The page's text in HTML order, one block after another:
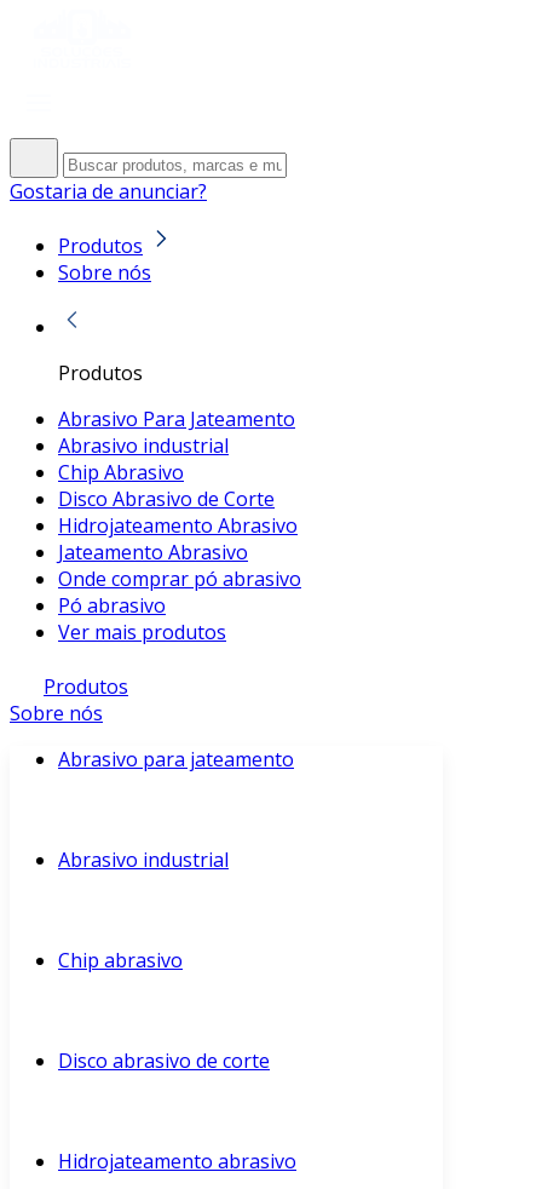
Gostaria de anunciar?
Produtos
Sobre nós
Produtos
Abrasivo Para Jateamento
Abrasivo industrial
Chip Abrasivo
Disco Abrasivo de Corte
Hidrojateamento Abrasivo
Jateamento Abrasivo
Onde comprar pó abrasivo
Pó abrasivo
Ver mais produtos
Produtos
Sobre nós
Abrasivo para jateamento
Abrasivo industrial
Chip abrasivo
Disco abrasivo de corte
Hidrojateamento abrasivo